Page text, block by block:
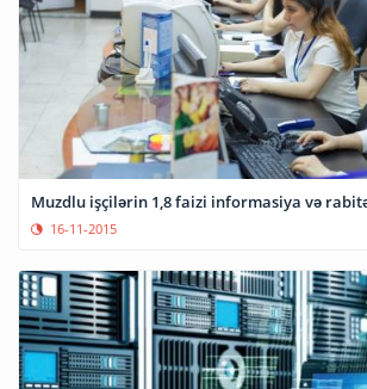
Muzdlu işçilərin 1,8 faizi informasiya və rabitə
16-11-2015